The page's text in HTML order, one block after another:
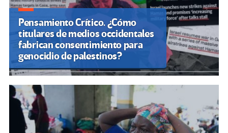
Pensamiento Crítico. ¿Cómo
titulares de medios occidentales
fabrican consentimiento para
genocidio de palestinos?